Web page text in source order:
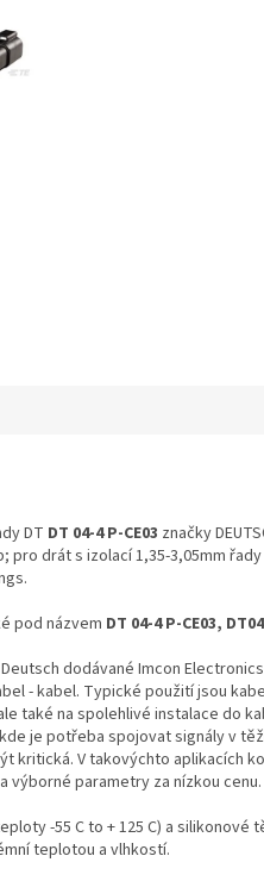
DT DT 04-4 P-CE03 značky
drát s izolací 1,35-3,05mm řady
pod názvem DT 04-4 P-CE03,
dodávané Imcon
- kabel. Typické použití jsou
také na spolehlivé instalace do
je potřeba spojovat signály v
kritická. V takovýchto aplikacích
výborné parametry za nízkou cenu.
-55 C to + 125 C) a silikonové
teplotou a vlhkostí.